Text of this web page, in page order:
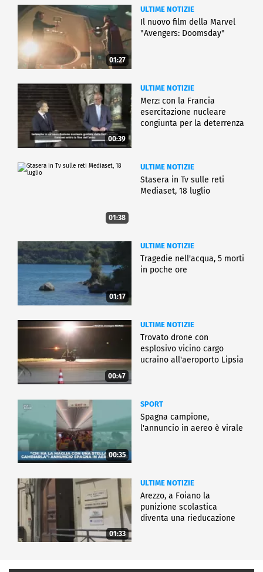
01:27
ULTIME NOTIZIE
Il nuovo film della Marvel
"Avengers: Doomsday"
00:39
ULTIME NOTIZIE
Merz: con la Francia
esercitazione nucleare
congiunta per la deterrenza
01:38
ULTIME NOTIZIE
Stasera in Tv sulle reti
Mediaset, 18 luglio
01:17
ULTIME NOTIZIE
Tragedie nell'acqua, 5 morti
in poche ore
00:47
ULTIME NOTIZIE
Trovato drone con
esplosivo vicino cargo
ucraino all'aeroporto Lipsia
00:35
SPORT
Spagna campione,
l'annuncio in aereo è virale
01:33
ULTIME NOTIZIE
Arezzo, a Foiano la
punizione scolastica
diventa una rieducazione